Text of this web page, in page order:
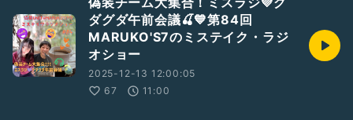
ダグダ午前会議🍒💙第84回
MARUKO'S7のミステイク・ラジ
オショー
2025-12-13 12:00:05
67
11:00